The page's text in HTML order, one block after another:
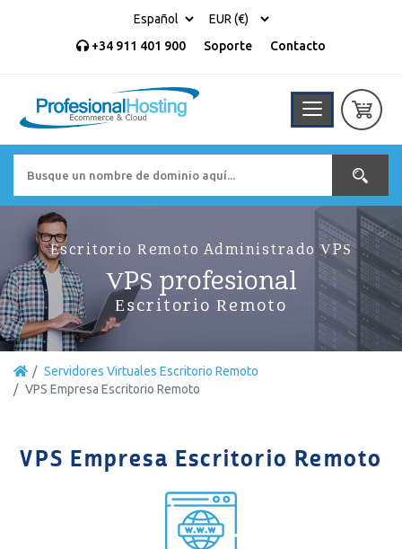
+34 911 401 900 Soporte Contacto
Escritorio Remoto Administrado VPS
VPS profesional
Escritorio Remoto
Servidores Virtuales Escritorio Remoto
VPS Empresa Escritorio Remoto
VPS Empresa Escritorio Remoto